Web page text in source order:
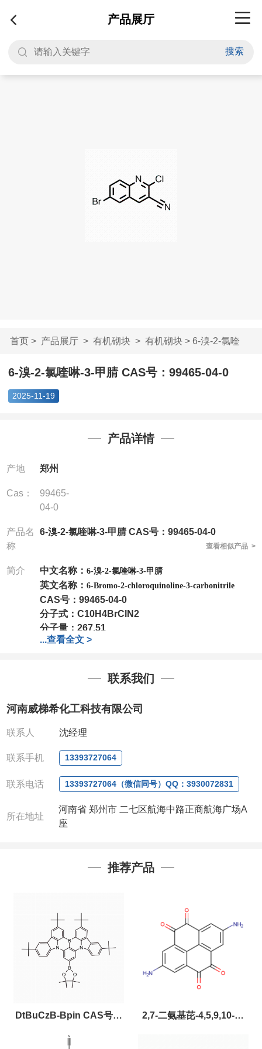
产品展厅
搜索
首页> 产品展厅> 有机砌块> 有机砌块> 6-溴-2-氯喹
啉-3-甲腈 CAS号...
6-溴-2-氯喹啉-3-甲腈 CAS号：99465-04-0
2025-11-19
产品详情
产地 郑州
Cas：
99465-
04-0
产品名
称
6-溴-2-氯喹啉-3-甲腈 CAS号：99465-04-0
查看相似产品 >
简介 中文名称： 6-溴-2-氯喹啉-3-甲腈
英文名称： 6-Bromo-2-chloroquinoline-3-carbonitrile
CAS号： 99465-04-0
分子式： C10H4BrClN2
分子量： 267.51
包装：1Mg ; 5Mg;10Mg ;100Mg;250Mg ;500Mg
我司对高校及科研单位先发货和
作中有用到的试剂,欢迎前来询购
电话:0371-63377391/13393727064
QQ:3930072831
:13393727064
联系人: 沈晓东(欢迎致电
...查看全文 >
联系我们
河南威梯希化工科技有限公司
联系人 沈经理
联系手机 13393727064
联系电话 13393727064（微信同号）QQ：3930072831
所在地址
河南省 郑州市 二七区航海中路正商航海广场A
座
推荐产品
DtBuCzB-Bpin CAS号：
2643331-97-7
2,7-二氨基芘-4,5,9,10-四